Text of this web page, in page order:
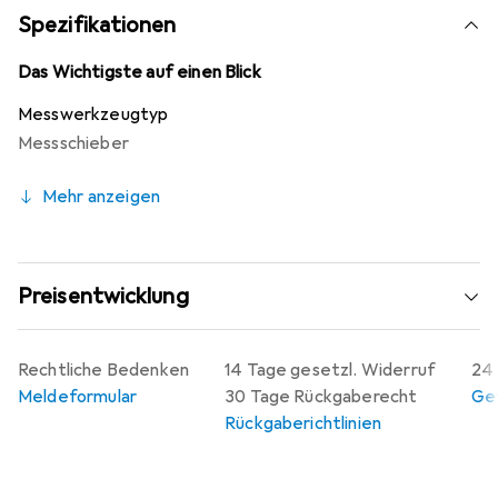
Spezifikationen
Das Wichtigste auf einen Blick
Messwerkzeugtyp
Messschieber
Mehr anzeigen
Preisentwicklung
14 Tage gesetzl. Widerruf
30 Tage Rückgaberecht
Rückgaberichtlinien
24
Rechtliche Bedenken
Meldeformular